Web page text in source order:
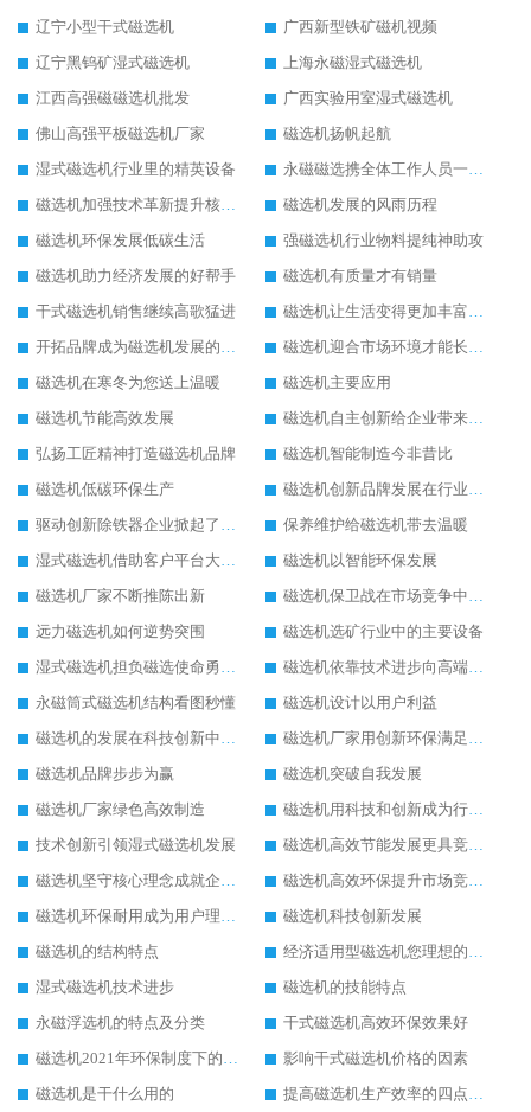
辽宁小型干式磁选机
广西新型铁矿磁机视频
辽宁黑钨矿湿式磁选机
上海永磁湿式磁选机
江西高强磁磁选机批发
广西实验用室湿式磁选机
佛山高强平板磁选机厂家
磁选机扬帆起航
湿式磁选机行业里的精英设备
永磁磁选携全体工作人员一起闯
磁选机加强技术革新提升核心竞争力
磁选机发展的风雨历程
磁选机环保发展低碳生活
强磁选机行业物料提纯神助攻
磁选机助力经济发展的好帮手
磁选机有质量才有销量
干式磁选机销售继续高歌猛进
磁选机让生活变得更加丰富多彩
开拓品牌成为磁选机发展的有效武器
磁选机迎合市场环境才能长远发展
磁选机在寒冬为您送上温暖
磁选机主要应用
磁选机节能高效发展
磁选机自主创新给企业带来了阳光
弘扬工匠精神打造磁选机品牌
磁选机智能制造今非昔比
磁选机低碳环保生产
磁选机创新品牌发展在行业的顶端
驱动创新除铁器企业掀起了发展风暴
保养维护给磁选机带去温暖
湿式磁选机借助客户平台大放异彩
磁选机以智能环保发展
磁选机厂家不断推陈出新
磁选机保卫战在市场竞争中打响
远力磁选机如何逆势突围
磁选机选矿行业中的主要设备
湿式磁选机担负磁选使命勇往直前
磁选机依靠技术进步向高端转型
永磁筒式磁选机结构看图秒懂
磁选机设计以用户利益
磁选机的发展在科技创新中成为焦点
磁选机厂家用创新环保满足市发展
磁选机品牌步步为赢
磁选机突破自我发展
磁选机厂家绿色高效制造
磁选机用科技和创新成为行业中的顶梁柱
技术创新引领湿式磁选机发展
磁选机高效节能发展更具竞争力
磁选机坚守核心理念成就企业辉煌
磁选机高效环保提升市场竞争力
磁选机环保耐用成为用户理想选择
磁选机科技创新发展
磁选机的结构特点
经济适用型磁选机您理想的选择
湿式磁选机技术进步
磁选机的技能特点
永磁浮选机的特点及分类
干式磁选机高效环保效果好
磁选机2021年环保制度下的发展出路
影响干式磁选机价格的因素
磁选机是干什么用的
提高磁选机生产效率的四点方法